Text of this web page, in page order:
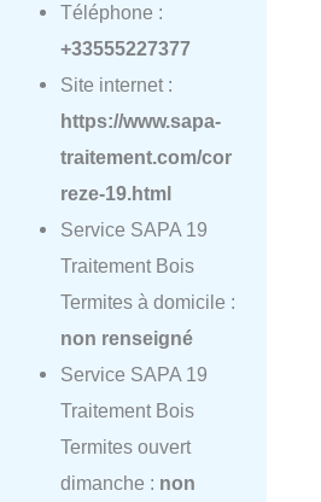
Téléphone :
+33555227377
Site internet :
https://www.sapa-
traitement.com/cor
reze-19.html
Service SAPA 19
Traitement Bois
Termites à domicile :
non renseigné
Service SAPA 19
Traitement Bois
Termites ouvert
dimanche : non